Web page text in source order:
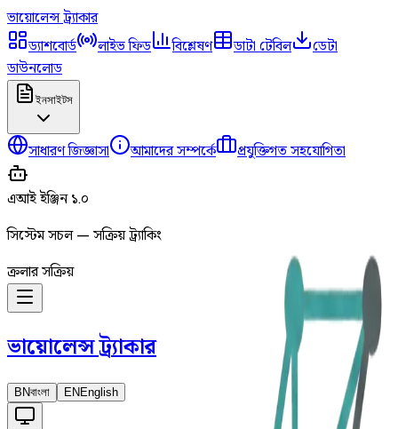
ভায়োলেন্সট্র্যাকার
ড্যাশবোর্ড
লাইভ ফিড বিশ্লেষণ ডাটা টেবিল
ডেটা
ডাউনলোড
ইনসাইটস
সাধারণ জিজ্ঞাসা আমাদের সম্পর্কে প্রযুক্তিগত সহযোগিতা
এআই ইঞ্জিন ১.০
সিস্টেম সচল — সক্রিয় ট্র্যাকিং
ক্রলার সক্রিয়
ভায়োলেন্সট্র্যাকার
BNবাংলা EN English